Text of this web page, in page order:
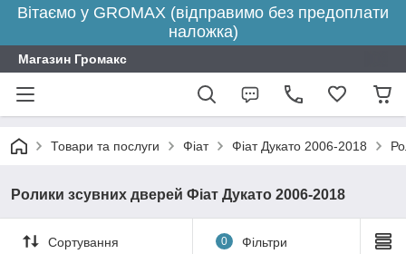
Вітаємо у GROMAX (відправимо без предоплати
наложка)
Магазин Громакс
Товари та послуги Фіат Фіат Дукато 2006-2018
Ролики зсувних дверей Фіат Дукато 2006-2018
Сортування 0 Фільтри